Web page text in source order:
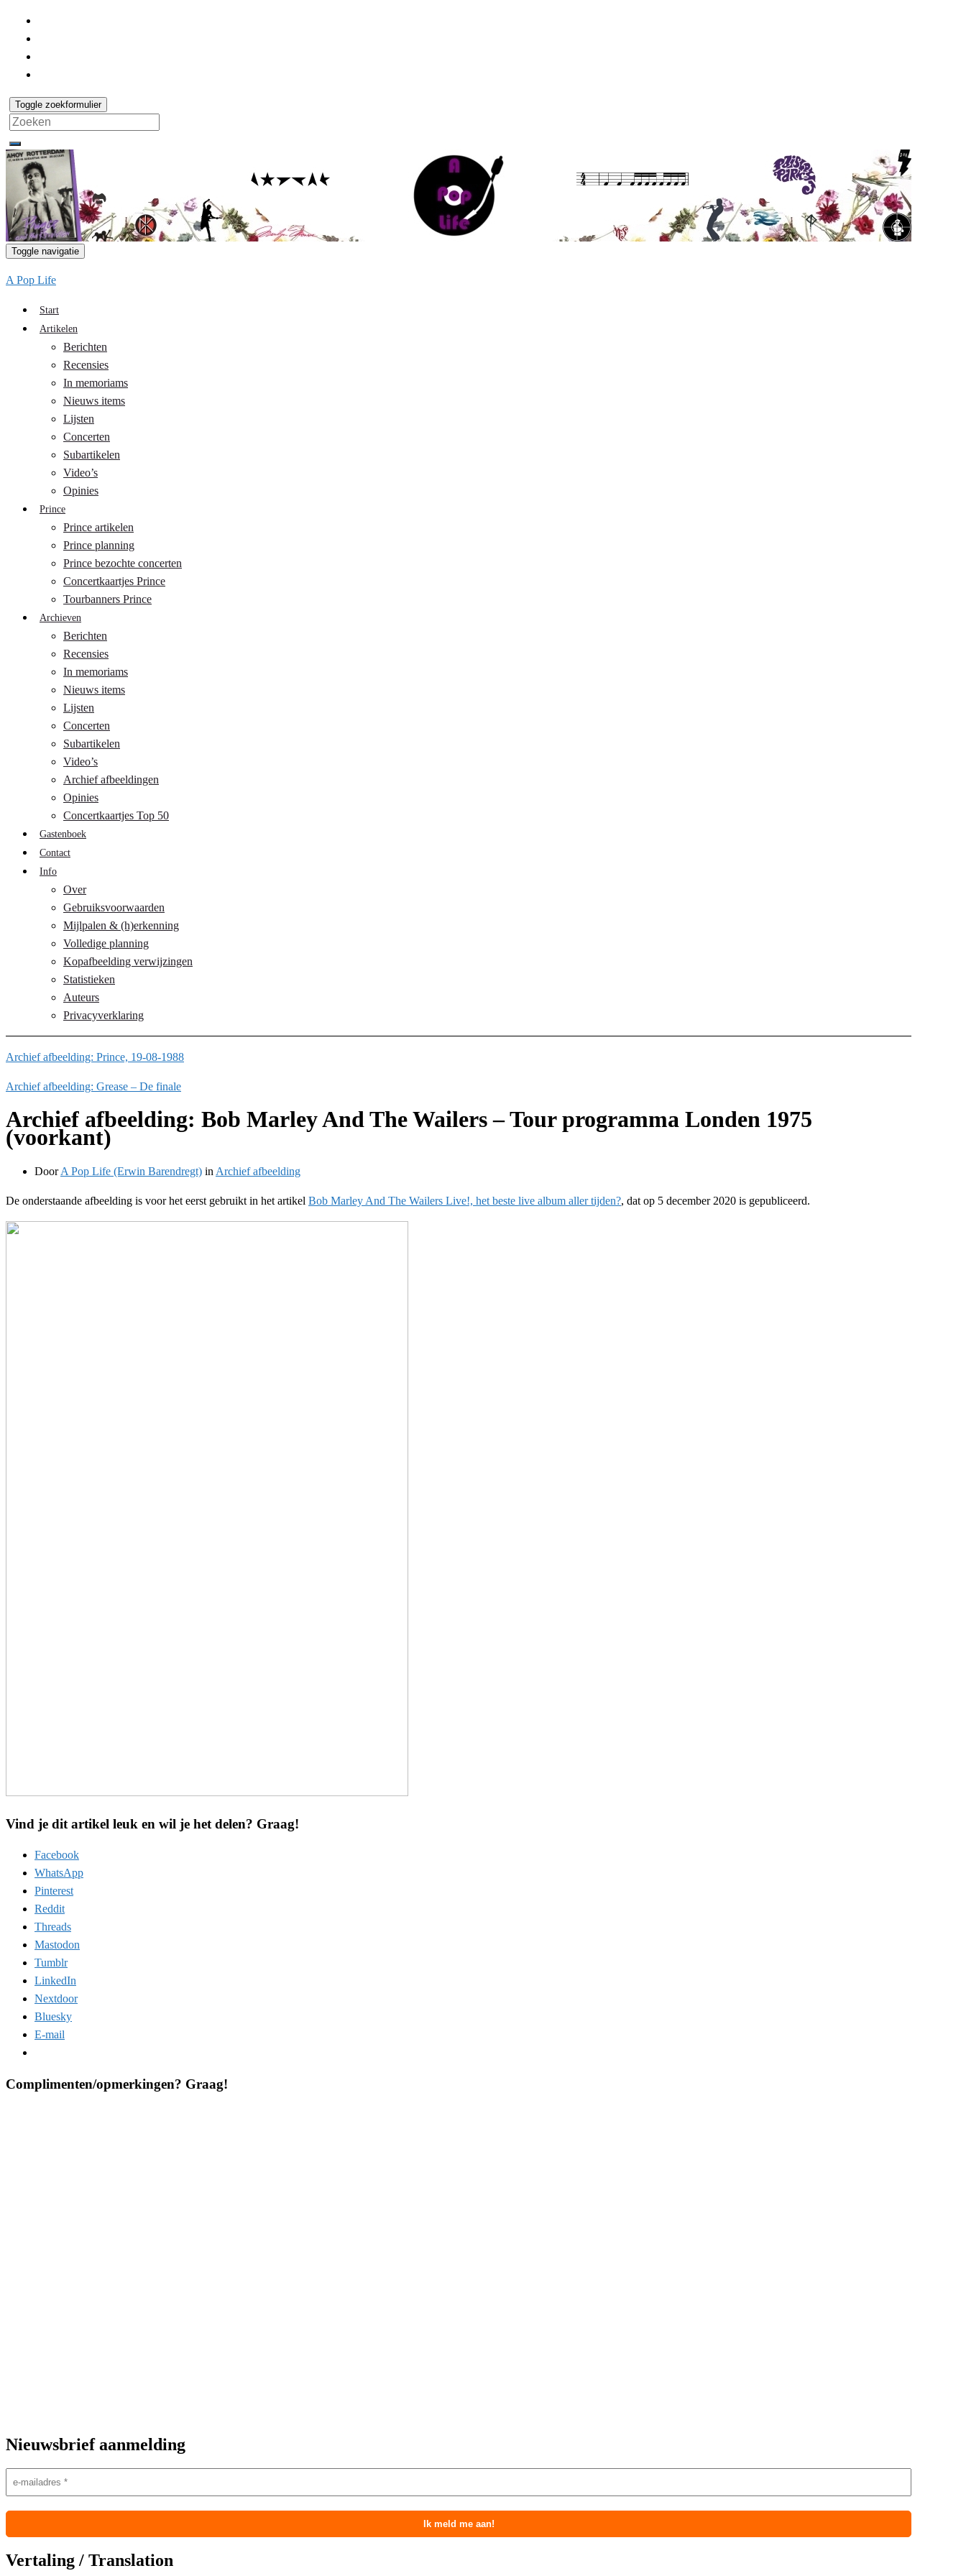
Toggle zoekformulier
Search
for:
Toggle navigatie
A Pop Life
Start
Artikelen
Berichten
Recensies
In memoriams
Nieuws items
Lijsten
Concerten
Subartikelen
Video’s
Opinies
Prince
Prince artikelen
Prince planning
Prince bezochte concerten
Concertkaartjes Prince
Tourbanners Prince
Archieven
Berichten
Recensies
In memoriams
Nieuws items
Lijsten
Concerten
Subartikelen
Video’s
Archief afbeeldingen
Opinies
Concertkaartjes Top 50
Gastenboek
Contact
Info
Over
Gebruiksvoorwaarden
Mijlpalen & (h)erkenning
Volledige planning
Kopafbeelding verwijzingen
Statistieken
Auteurs
Privacyverklaring
Archief afbeelding: Prince, 19-08-1988
Archief afbeelding: Grease – De finale
Archief afbeelding: Bob Marley And The Wailers – Tour programma Londen 1975
(voorkant)
DoorA Pop Life (Erwin Barendregt) in Archief afbeelding
De onderstaande afbeelding is voor het eerst gebruikt in het artikel Bob Marley And The Wailers Live!, het beste live album aller tijden?, dat op 5 december 2020 is gepubliceerd.
Vind je dit artikel leuk en wil je het delen? Graag!
Facebook
WhatsApp
Pinterest
Reddit
Threads
Mastodon
Tumblr
LinkedIn
Nextdoor
Bluesky
E-mail
Complimenten/opmerkingen? Graag!
Nieuwsbrief aanmelding
Vertaling / Translation